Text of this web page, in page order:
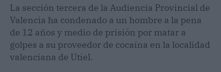
La sección tercera de la Audiencia Provincial de
Valencia ha condenado a un hombre a la pena
de 12 años y medio de prisión por matar a
golpes a su proveedor de cocaína en la localidad
valenciana de Utiel.